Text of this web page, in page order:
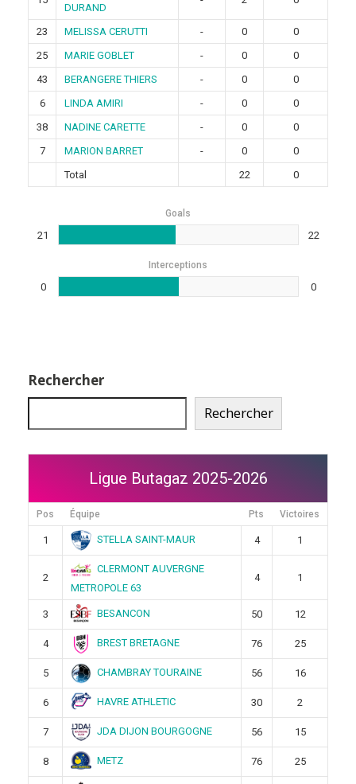
DURAND
23 MELISSA CERUTTI - 0
0
25
MARIE GOBLET - 0
0
43
BERANGERE THIERS - 0
0
6
LINDA AMIRI - 0
0
38
NADINE CARETTE - 0
0
7
MARION BARRET - 0
0
Total
22 0
Goals
21 22
Interceptions
0 0
Rechercher
Rechercher
Ligue Butagaz 2025-2026
Pos Équipe Pts Victoires
1 STELLA SAINT-MAUR 4 1
2
CLERMONT AUVERGNE
METROPOLE 63
4 1
3 BESANCON 50 12
4 BREST BRETAGNE 76 25
5 CHAMBRAY TOURAINE 56 16
6 HAVRE ATHLETIC 30 2
7 JDA DIJON BOURGOGNE 56 15
8 METZ 76 25